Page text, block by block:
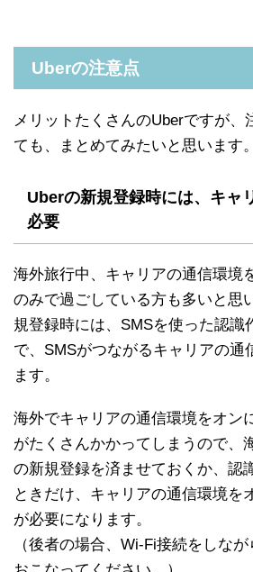
Uberの注意点
メリットたくさんのUberですが、
ても、まとめてみたいと思います。
Uberの新規登録時には、キャ
必要
海外旅行中、キャリアの通信環境
のみで過ごしている方も多いと思
規登録時には、SMSを使った認識
で、SMSがつながるキャリアの通
ます。
海外でキャリアの通信環境をオン
がたくさんかかってしまうので、
の新規登録を済ませておくか、認
ときだけ、キャリアの通信環境を
が必要になります。
（後者の場合、Wi-Fi接続をしな